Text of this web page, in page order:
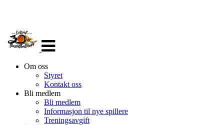
navigasjon
Om oss
Styret
Kontakt oss
Bli medlem
Bli medlem
Informasjon til nye spillere
Treningsavgift